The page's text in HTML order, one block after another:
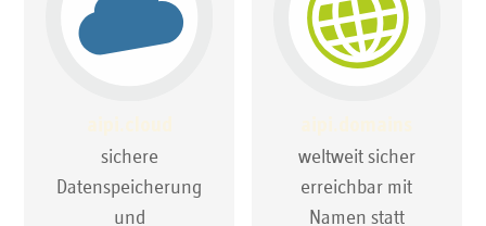
sichere
Datenspeicherung
und
weltweit sicher
erreichbar mit
Namen statt